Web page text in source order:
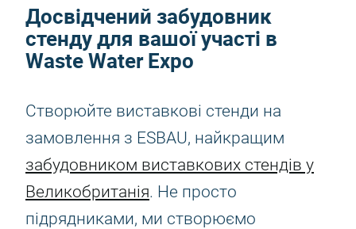
Досвідчений забудовник
стенду для вашої участі в
Waste Water Expo
Створюйте виставкові стенди на
замовлення з ESBAU, найкращим
забудовником виставкових стендів у
Великобританія. Не просто
підрядниками, ми створюємо